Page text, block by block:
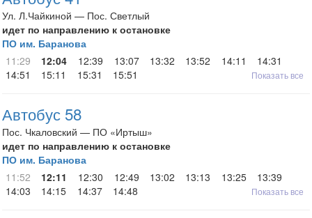
Ул. Л.Чайкиной — Пос. Светлый
идет по направлению к остановке
ПО им. Баранова
11:29
12:04 12:39 13:07 13:32 13:52 14:11
14:31
14:51
15:11 15:31 15:51 Показать все
Автобус 58
Пос. Чкаловский — ПО «Иртыш»
идет по направлению к остановке
ПО им. Баранова
11:52
12:11 12:30 12:49 13:02 13:13 13:25
13:39
14:03
14:15 14:37 14:48 Показать все